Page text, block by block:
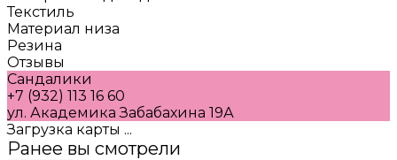
Текстиль
Материал низа
Резина
Отзывы
Сандалики
+7 (932) 113 16 60
ул. Академика Забабахина 19А
Загрузка карты ...
Ранее вы смотрели